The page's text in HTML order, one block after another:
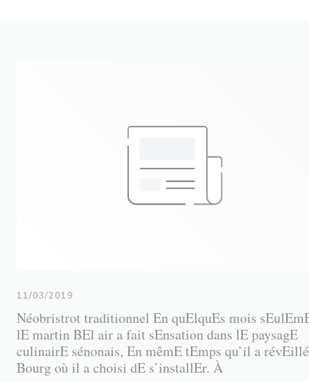
Néobristrot traditionnel En quElquEs mois
lE martin BEl air a fait sEnsation dans lE paysagE
culinairE sénonais, En mêmE tEmps qu’il a
Bourg où il a choisi dE s’installEr. À
11/03/2019